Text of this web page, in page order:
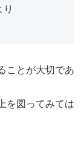
り
ことが大切であ
を図ってみては